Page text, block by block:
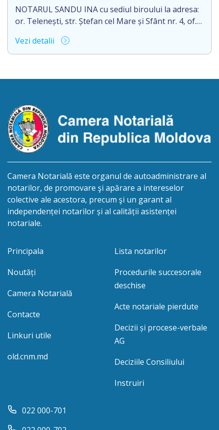
[…]
NOTARUL SANDU INA cu sediul biroului la adresa:
or. Telenești, str. Ștefan cel Mare și Sfânt nr. 4, of.
succesorale în urma decesului cet. BOSÎNCEANU
ION, născut/ă la 21.07.1980, cod personal
/cincisprezece mai anul două mii douăzeci și unu/.
Vezi detalii
Camera Notarială este organul de autoadministrare al
notarilor, de promovare şi apărare a intereselor
colective ale acestora, precum şi un garant al
independenței notarilor și al calității asistenței
notariale.
Principala
Noutăți
Camera Notarială
Contacte
Linkuri utile
old.cnm.md
Lista notarilor
Procedurile succesorale
deschise
Acte notariale pierdute
Decizii și procese-verbale
AG
Deciziile Consiliului
Instruiri
022 000-701